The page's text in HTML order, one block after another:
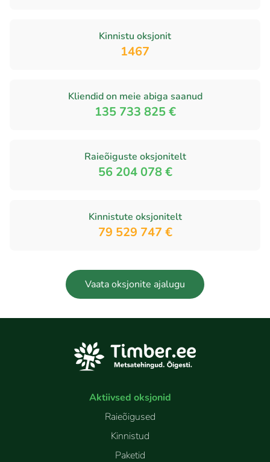
Kinnistu oksjonit
1467
Kliendid on meie abiga saanud
135 733 825 €
Raieõiguste oksjonitelt
56 204 078 €
Kinnistute oksjonitelt
79 529 747 €
Vaata oksjonite ajalugu
Aktiivsed oksjonid
Raieõigused
Kinnistud
Paketid